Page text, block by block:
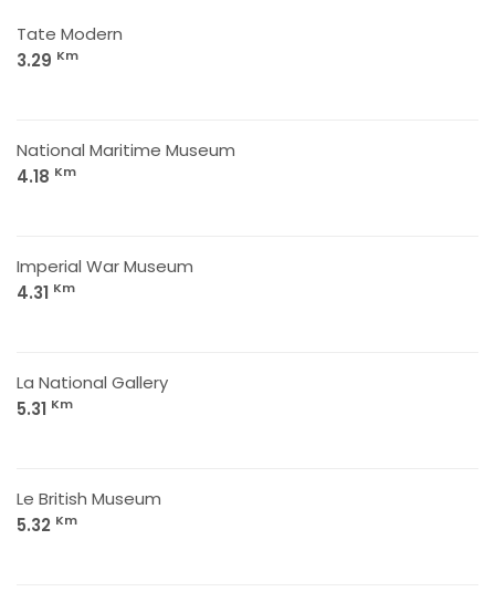
Tate Modern
3.29 Km
National Maritime Museum
4.18 Km
Imperial War Museum
4.31 Km
La National Gallery
5.31 Km
Le British Museum
5.32 Km